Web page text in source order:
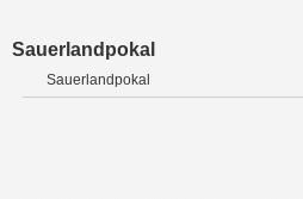
Sauerlandpokal
Sauerlandpokal